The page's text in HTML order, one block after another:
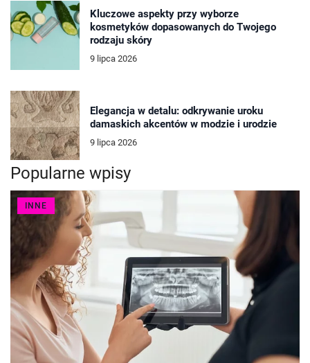
Kluczowe aspekty przy wyborze
kosmetyków dopasowanych do Twojego
rodzaju skóry
9 lipca 2026
Elegancja w detalu: odkrywanie uroku
damaskich akcentów w modzie i urodzie
9 lipca 2026
Popularne wpisy
INNE